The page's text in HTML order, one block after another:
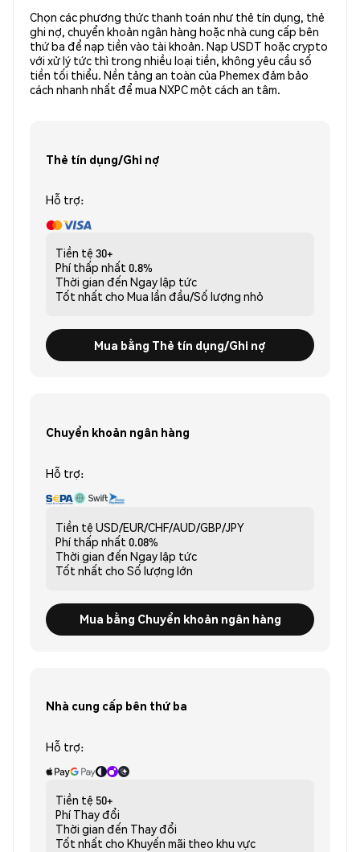
Chọn các phương thức thanh toán như thẻ tín dụng, thẻ
ghi nợ, chuyển khoản ngân hàng hoặc nhà cung cấp bên
thứ ba để nạp tiền vào tài khoản. Nạp USDT hoặc crypto
với xử lý tức thì trong nhiều loại tiền, không yêu cầu số
tiền tối thiểu. Nền tảng an toàn của Phemex đảm bảo
cách nhanh nhất để mua NXPC một cách an tâm.
Thẻ tín dụng/Ghi nợ
Hỗ trợ:
Tiền tệ 30+
Phí thấp nhất 0.8%
Thời gian đến Ngay lập tức
Tốt nhất cho Mua lần đầu/Số lượng nhỏ
Mua bằng Thẻ tín dụng/Ghi nợ
Chuyển khoản ngân hàng
Hỗ trợ:
Tiền tệ USD/EUR/CHF/AUD/GBP/JPY
Phí thấp nhất 0.08%
Thời gian đến Ngay lập tức
Tốt nhất cho Số lượng lớn
Mua bằng Chuyển khoản ngân hàng
Nhà cung cấp bên thứ ba
Hỗ trợ:
Tiền tệ 50+
Phí Thay đổi
Thời gian đến Thay đổi
Tốt nhất cho Khuyến mãi theo khu vực